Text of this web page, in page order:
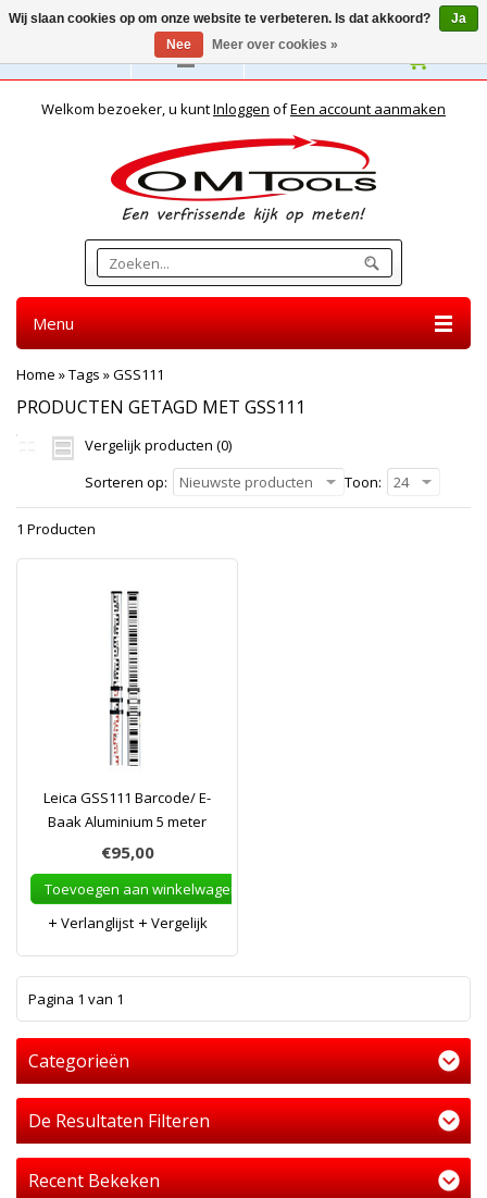
Nederlands
Welkom bezoeker, u kuntInloggen ofEen account aanmaken
Menu
Home »Tags »GSS111
PRODUCTEN GETAGD MET GSS111
Vergelijk producten (0)
Sorteren op:
Nieuwste producten Toon: 24
1 Producten
Leica GSS111 Barcode/ E-
Baak Aluminium 5 meter
€95,00
Toevoegen aan winkelwagen
Verlanglijst
Vergelijk
Pagina 1 van 1
Categorieën
De Resultaten Filteren
Recent Bekeken
Wij slaan cookies op om onze website te verbeteren. Is dat akkoord?
Ja
Nee
Meer over cookies »